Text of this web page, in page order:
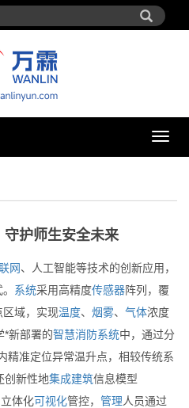
导
护师生安全未来
网、人工智能等技术的创新应用，
系统采用高精度传感器阵列，覆
区域，实现温度、 烟雾、 气体浓度
*新部署的智慧消防系统中，通过分
精准定位异常温升点，相较传统系
创新性地集成建筑信息模型
体化可视化管控， 管理人员通过